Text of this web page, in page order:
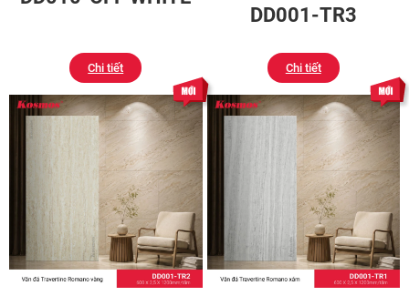
Chi tiết
DD001-TR3
Chi tiết